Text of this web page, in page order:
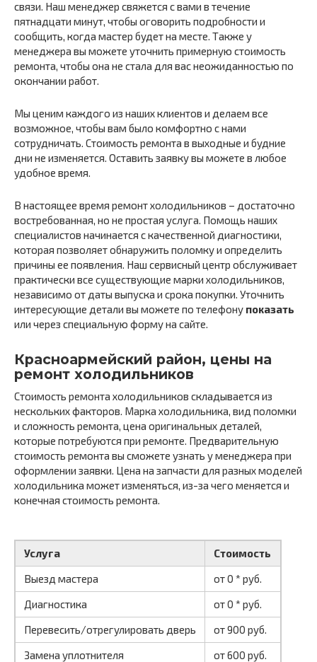
связи. Наш менеджер свяжется с вами в течение
пятнадцати минут, чтобы оговорить подробности и
сообщить, когда мастер будет на месте. Также у
менеджера вы можете уточнить примерную стоимость
ремонта, чтобы она не стала для вас неожиданностью по
окончании работ.
Мы ценим каждого из наших клиентов и делаем все
возможное, чтобы вам было комфортно с нами
сотрудничать. Стоимость ремонта в выходные и будние
дни не изменяется. Оставить заявку вы можете в любое
удобное время.
В настоящее время ремонт холодильников – достаточно
востребованная, но не простая услуга. Помощь наших
специалистов начинается с качественной диагностики,
которая позволяет обнаружить поломку и определить
причины ее появления. Наш сервисный центр обслуживает
практически все существующие марки холодильников,
независимо от даты выпуска и срока покупки. Уточнить
интересующие детали вы можете по телефону показать
или через специальную форму на сайте.
Красноармейский район, цены на
ремонт холодильников
Стоимость ремонта холодильников складывается из
нескольких факторов. Марка холодильника, вид поломки
и сложность ремонта, цена оригинальных деталей,
которые потребуются при ремонте. Предварительную
стоимость ремонта вы сможете узнать у менеджера при
оформлении заявки. Цена на запчасти для разных моделей
холодильника может изменяться, из-за чего меняется и
конечная стоимость ремонта.
Услуга
Стоимость
Выезд мастера
от 0 * руб.
Диагностика
от 0 * руб.
Перевесить/отрегулировать дверь
от 900 руб.
Замена уплотнителя
от 600 руб.